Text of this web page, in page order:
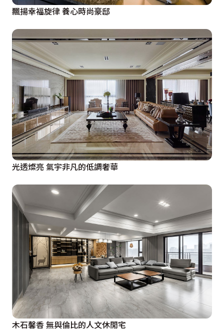
飄揚幸福旋律 養心時尚豪邸
光透燦亮 氣宇非凡的低調奢華
木石馨香 無與倫比的人文休閒宅